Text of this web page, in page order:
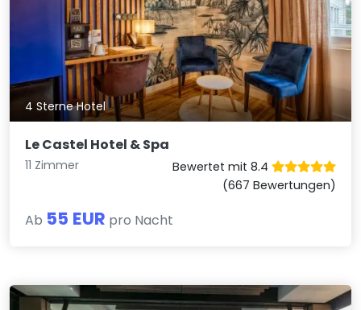
4 Sterne Hotel
Le Castel Hotel & Spa
11 Zimmer
Bewertet mit 8.4
(667 Bewertungen)
Ab 55 EUR pro Nacht